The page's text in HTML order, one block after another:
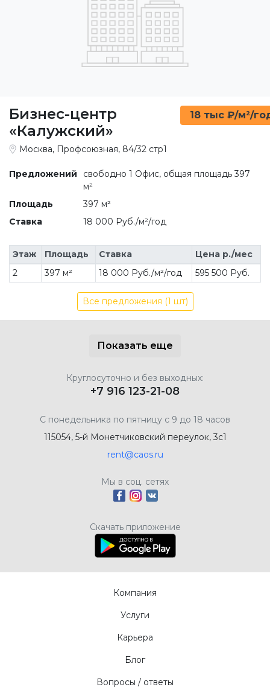
Бизнес-центр
«Калужский»
18 тыс ₽/м²/
Москва, Профсоюзная, 84/32 стр1
Предложений
свободно 1 Офис, общая площадь 397
м²
Площадь
397 м²
Ставка
18 000 Руб./м²/год
Этаж Площадь Ставка
Цена р./мес
2
397 м² 18 000 Руб./м²/год 595 500 Руб.
Все предложения (1 шт)
Показать еще
Круглосуточно и без выходных:
+7 916 123-21-08
С понедельника по пятницу с 9 до 18 часов
115054, 5-й Монетчиковский переулок, 3с1
rent@caos.ru
Мы в соц. сетях
Скачать приложение
Компания
Услуги
Карьера
Блог
Вопросы / ответы